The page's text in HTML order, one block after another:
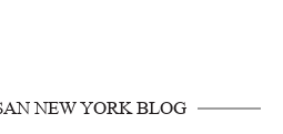
NEW YORK BLOG